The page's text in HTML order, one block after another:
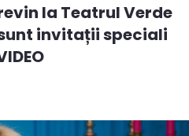
la Teatrul Verde
invitații speciali